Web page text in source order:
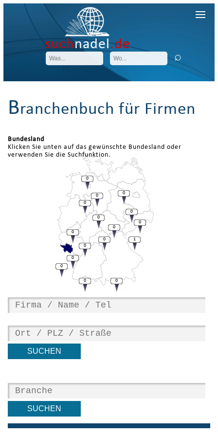
suchnadel.de
Branchenbuch für Firmen
Bundesland
Klicken Sie unten auf das gewünschte Bundesland oder
verwenden Sie die Suchfunktion.
1
0
0
0
0
0
0
0
0
0
0
0
0
0
0
0